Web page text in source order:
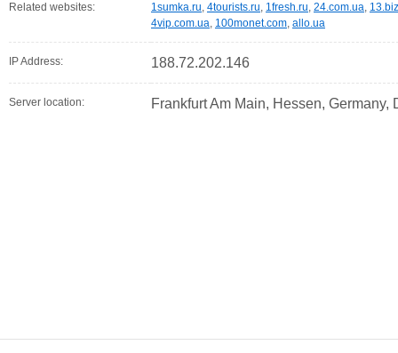
Related websites: 1sumka.ru, 4tourists.ru, 1fresh.ru, 24.com.ua,
4vip.com.ua, 100monet.com, allo.ua
IP Address: 188.72.202.146
Server location: Frankfurt Am Main, Hessen, Germany,